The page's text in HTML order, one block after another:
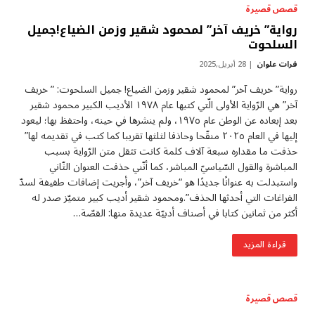
قصص قصيرة
رواية” خريف آخر” لمحمود شقير وزمن الضياع!جميل
السلحوت
فرات علوان 28 أبريل,2025
رواية” خريف آخر” لمحمود شقير وزمن الضياع! جميل السلحوت: ” خريف
آخر” هي الرّواية الأولى الّتي كتبها عام ١٩٧٨ الأديب الكبير محمود شقير
بعد إبعاده عن الوطن عام ١٩٧٥، ولم ينشرها في حينه، واحتفظ بها؛ ليعود
إليها في العام ٢٠٢٥ منقّحا وحاذفا لثلثها تقريبا كما كتب في تقديمه لها”
حذفت ما مقداره سبعة آلاف كلمة كانت تثقل متن الرّواية بسبب
المباشرة والقول السّياسيّ المباشر، كما أنّني حذفت العنوان الثّاني
واستبدلت به عنوانًا جديدًا هو “خريف آخر”، وأجريت إضافات طفيفة لسدّ
الفراغات التي أحدثها الحذف”.ومحمود شقير أديب كبير متميّز صدر له
أكثر من ثمانين كتابا في أصناف أدبيّة عديدة منها: القصّة…
قراءة المزيد
قصص قصيرة